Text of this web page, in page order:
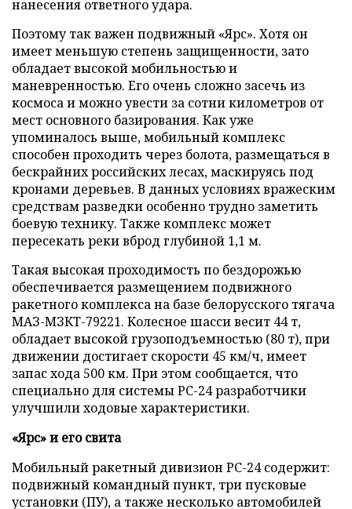
нанесения ответного удара.
Поэтому так важен подвижный «Ярс». Хотя он
имеет меньшую степень защищенности, зато
обладает высокой мобильностью и
маневренностью. Его очень сложно засечь из
космоса и можно увести за сотни километров от
мест основного базирования. Как уже
упоминалось выше, мобильный комплекс
способен проходить через болота, размещаться в
бескрайних российских лесах, маскируясь под
кронами деревьев. В данных условиях вражеским
средствам разведки особенно трудно заметить
боевую технику. Также комплекс может
пересекать реки вброд глубиной 1,1 м.
Такая высокая проходимость по бездорожью
обеспечивается размещением подвижного
ракетного комплекса на базе белорусского тягача
МАЗ-МЗКТ-79221. Колесное шасси весит 44 т,
обладает высокой грузоподъемностью (80 т), при
движении достигает скорости 45 км/ч, имеет
запас хода 500 км. При этом сообщается, что
специально для системы РС-24 разработчики
улучшили ходовые характеристики.
«Ярс» и его свита
Мобильный ракетный дивизион РС-24 содержит:
подвижный командный пункт, три пусковые
установки (ПУ), а также несколько автомобилей